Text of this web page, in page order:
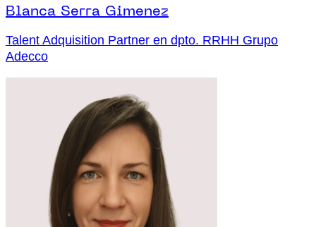
Blanca Serra Gimenez
Talent Adquisition Partner en dpto. RRHH Grupo
Adecco